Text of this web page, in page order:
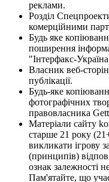
реклами.
Розділ
комерційними
Будь яке
поширення
"Інтерфакс-
Власник веб-
публікації.
Будь-яке
фотографічних
правовласника
Матеріали сайту
старше 21 року
викликати ігрову
(принципів)
ознак залежності
Пам'ятайте, що